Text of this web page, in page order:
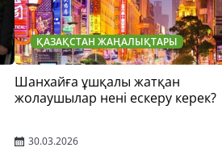
ҚАЗАҚСТАН ЖАҢАЛЫҚТАРЫ
Шанхайға ұшқалы жатқан
жолаушылар нені ескеру керек?
30.03.2026